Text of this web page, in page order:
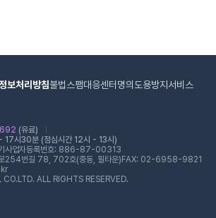
보처리방침불법스팸대응센터 명의도용방지서비스
(유료)
시30분 (점심시간 12시 - 13시)
사업자등록번호: 886-87-00313
254번길 78, 702호(중동, 필타운) FAX: 02-6958-9821
ALL RIGHTS RESERVED.